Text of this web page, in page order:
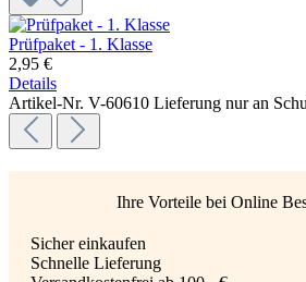
Prüfpaket - 1. Klasse
2,95 €
Details
Artikel-Nr. V-60610 Lieferung nur an
Ihre Vorteile bei Online
Sicher einkaufen
Schnelle Lieferung